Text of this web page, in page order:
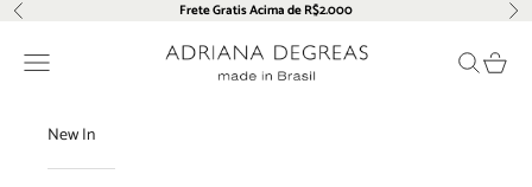
Pular para o conteúdo
Anterior Frete Gratis Acima de R$2.000
Adriana Degreas
Menu Pesquisar
New In